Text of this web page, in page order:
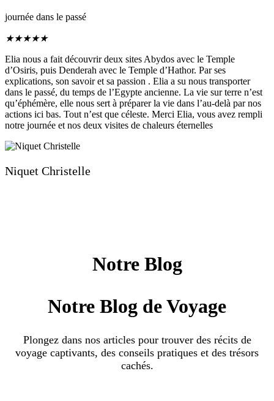
journée dans le passé
★★★★★
Elia nous a fait découvrir deux sites Abydos avec le Temple
d’Osiris, puis Denderah avec le Temple d’Hathor. Par ses
explications, son savoir et sa passion . Elia a su nous transporter
dans le passé, du temps de l’Egypte ancienne. La vie sur terre n’est
qu’éphémère, elle nous sert à préparer la vie dans l’au-delà par nos
actions ici bas. Tout n’est que céleste. Merci Elia, vous avez rempli
notre journée et nos deux visites de chaleurs éternelles
Niquet Christelle
Notre Blog
Notre Blog de Voyage
Plongez dans nos articles pour trouver des récits de
voyage captivants, des conseils pratiques et des trésors
cachés.